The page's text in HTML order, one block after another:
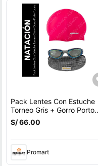
Pack Lentes Con Estuche
Torneo Gris + Gorro Porto
Fucsia
S/ 66.00
Promart